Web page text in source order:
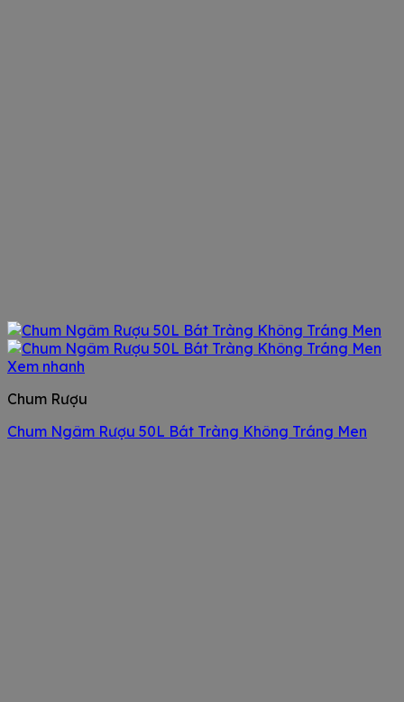
Xem nhanh
Chum Rượu
Chum Ngâm Rượu 50L Bát Tràng Không Tráng Men